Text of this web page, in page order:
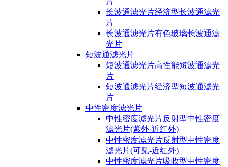
长波通滤光片经济型长波通滤光
片
长波通滤光片有色玻璃长波通滤
光片
短波通滤光片
短波通滤光片高性能短波通滤光
片
短波通滤光片经济型短波通滤光
片
中性密度滤光片
中性密度滤光片反射型中性密度
滤光片(紫外-近红外)
中性密度滤光片反射型中性密度
滤光片(可见-近红外)
中性密度滤光片吸收型中性密度